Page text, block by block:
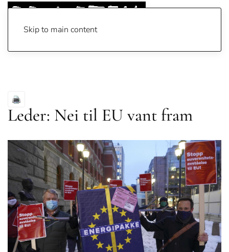
Skip to main content
Leder: Nei til EU vant fram